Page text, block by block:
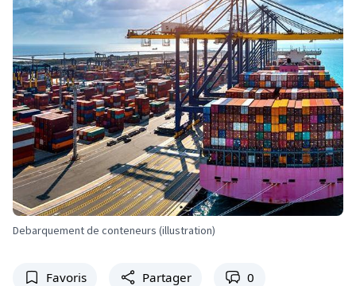
Debarquement de conteneurs (illustration)
Favoris Partager 0